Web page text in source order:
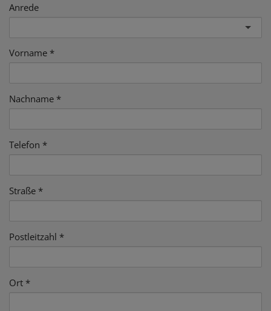
Anrede
Vorname
Nachname
Telefon
Straße
Postleitzahl
Ort